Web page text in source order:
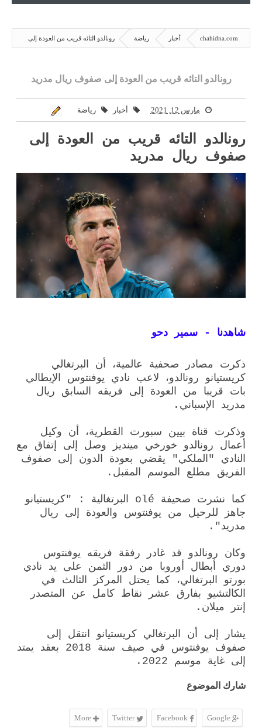
chahidna.com أخبار رياضة
رونالدو التائه قريب من العودة إلى
رونالدو التائه قريب من العودة إلى صفوف ريال مدريد
مارس 12, 2021 أخبار رياضة
رونالدو التائه قريب من العودة إلى
صفوف ريال مدريد
شاهدنا - سمير دحو
ذكرت مصادر صحفية عالمية، أن البرتغالي
كريستيانو رونالدو، لاعب نادي يوفنتوس الإيطالي
بات قريبا من العودة إلى فريقه السابق ريال
مدريد الإسباني.
وذكرت قناة بيين سبورت القطرية، أن وكيل
أعمال رونالدو خورخي مينديز وصل إلى إتفاق مع
النادي "الملكي" يقضي بعودة الدون إلى صفوف
الفريق مطلع الموسم المقبل.
كما نشرت صحيفة olé البرتغالية : "كريستيانو
جاهز للرحيل من يوفنتوس والعودة إلى ريال
مدريد".
وكان رونالدو قد غادر رفقة فريقه يوفنتوس
دوري أبطال أوروبا من دور الثمن على يد نادي
بورتو البرتغالي، كما يحتل المركز الثالث في
الكالتشيو بفارق عشر نقاط كامل عن المتصدر
إنتر ميلان.
يشار إلى أن البرتغالي كريستيانو انتقل إلى
صفوف يوفنتوس في صيف سنة 2018 بعقد يمتد
إلى غاية موسم 2022.
شارك الموضوع
Twitter